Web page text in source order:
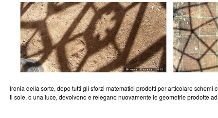
Ironia della sorte, dopo tutti gli sforzi matematici prodotti per articolare
il sole, o una luce, devolvono e relegano nuovamente le geometrie prodotte